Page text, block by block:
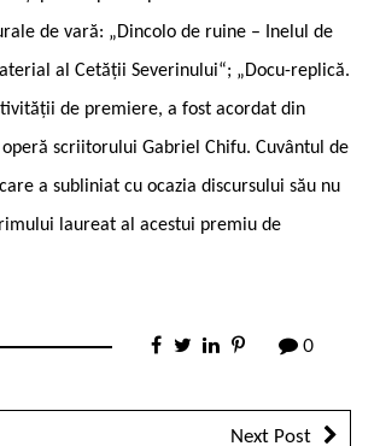
de vară: „Dincolo de ruine – Inelul de
al Cetății Severinului“; „Docu-replică.
de premiere, a fost acordat din
scriitorului Gabriel Chifu. Cuvântul de
a subliniat cu ocazia discursului său nu
laureat al acestui premiu de
0
Next Post